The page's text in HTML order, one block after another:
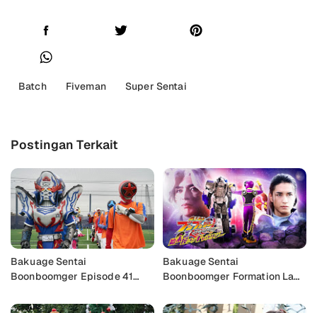
Batch Fiveman Super Sentai
Postingan Terkait
Bakuage Sentai
Boonboomger Episode 41
Bakuage Sentai
Boonboomger Formation Lap:
Subtitle Indonesia